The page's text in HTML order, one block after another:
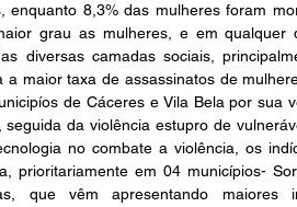
enquanto 8,3% das mulheres foram
grau as mulheres, e em
diversas camadas sociais,
a maior taxa de assassinatos de
de Cáceres e Vila Bela por sua
da violência estupro de
no combate a violência, os
prioritariamente em 04 municípios-
que vêm apresentando